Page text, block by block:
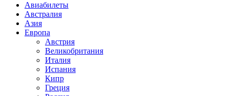
Авиабилеты
Австралия
Азия
Европа
Австрия
Великобритания
Италия
Испания
Кипр
Греция